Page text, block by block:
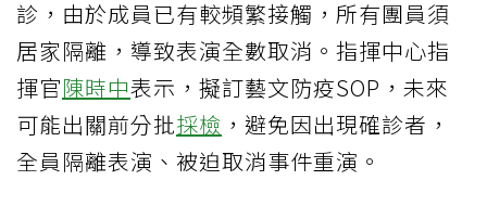
診，由於成員已有較頻繁接觸，所有團員須
居家隔離，導致表演全數取消。指揮中心指
揮官陳時中表示，擬訂藝文防疫SOP，未來
可能出關前分批採檢 ，避免因出現確診者，
全員隔離表演、被迫取消事件重演。